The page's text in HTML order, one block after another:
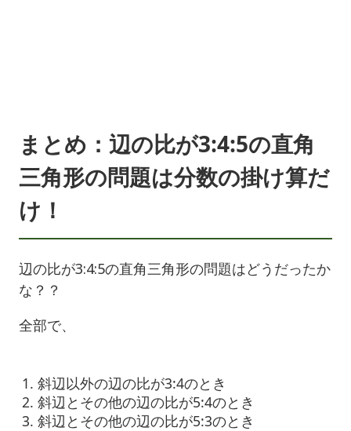
まとめ：辺の比が3:4:5の直角
三角形の問題は分数の掛け算だ
け！
辺の比が3:4:5の直角三角形の問題はどうだったか
な？？
全部で、
斜辺以外の辺の比が3:4のとき
斜辺とその他の辺の比が5:4のとき
斜辺とその他の辺の比が5:3のとき